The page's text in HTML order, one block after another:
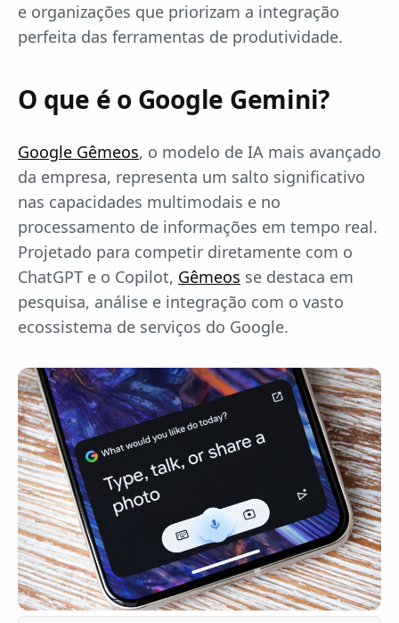
e organizações que priorizam a integração
perfeita das ferramentas de produtividade.
O que é o Google Gemini?
Google Gêmeos, o modelo de IA mais avançado
da empresa, representa um salto significativo
nas capacidades multimodais e no
processamento de informações em tempo real.
Projetado para competir diretamente com o
ChatGPT e o Copilot, Gêmeos se destaca em
pesquisa, análise e integração com o vasto
ecossistema de serviços do Google.